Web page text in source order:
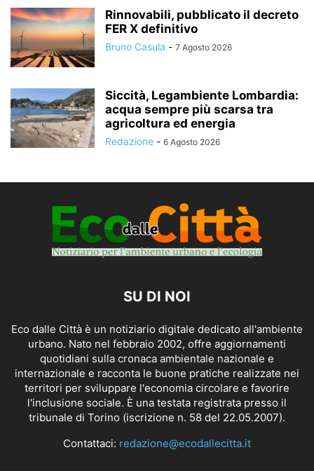
Rinnovabili, pubblicato il decreto
FER X definitivo
Bruno Casula - 7 Agosto 2026
Siccità, Legambiente Lombardia:
acqua sempre più scarsa tra
agricoltura ed energia
Redazione - 6 Agosto 2026
SU DI NOI
Eco dalle Città è un notiziario digitale dedicato all'ambiente
urbano. Nato nel febbraio 2002, offre aggiornamenti
quotidiani sulla cronaca ambientale nazionale e
internazionale e racconta le buone pratiche realizzate nei
territori per sviluppare l'economia circolare e favorire
l'inclusione sociale. È una testata registrata presso il
tribunale di Torino (iscrizione n. 58 del 22.05.2007).
Contattaci: redazione@ecodallecitta.it